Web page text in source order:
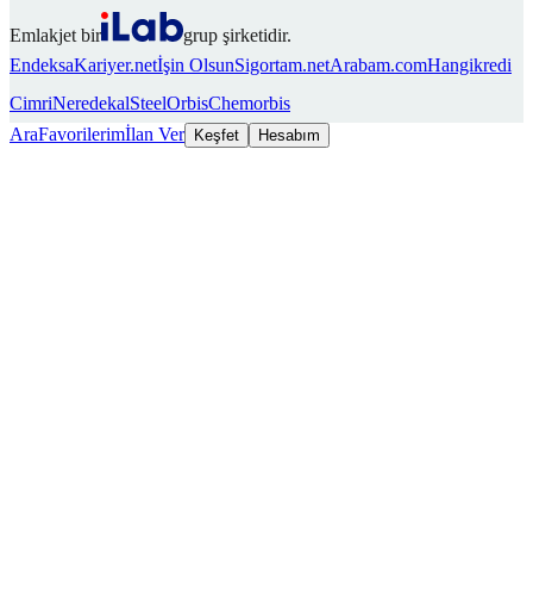
Emlakjet bir
grup şirketidir.
EndeksaKariyer.netİşin OlsunSigortam.netArabam.comHangikredi
CimriNeredekalSteelOrbisChemorbis
AraFavorilerimİlan Ver Keşfet Hesabım